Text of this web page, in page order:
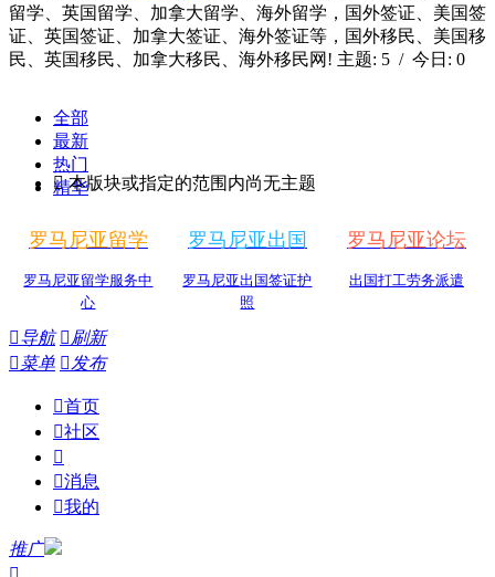
留学、英国留学、加拿大留学、海外留学，国外签证、美国签
证、英国签证、加拿大签证、海外签证等，国外移民、美国移
民、英国移民、加拿大移民、海外移民网! 主题: 5 / 今日: 0
全部
最新
热门
精华
 本版块或指定的范围内尚无主题
罗马尼亚留学
罗马尼亚留学服务中
心
罗马尼亚出国
罗马尼亚出国签证护
照
罗马尼亚论坛
出国打工劳务派遣
导航 刷新
菜单 发布
首页
社区

消息
我的
推广